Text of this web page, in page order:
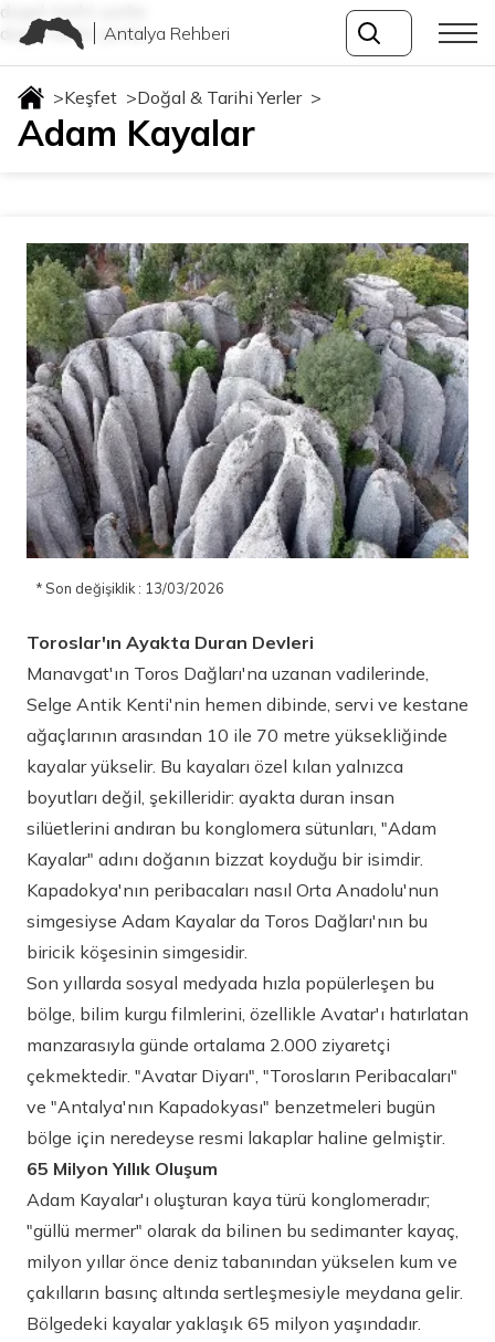
dogal-tarihi-yerler
dogal-tarihi-yerlerAntalya Rehberi
>Keşfet >Doğal & Tarihi Yerler >
Adam Kayalar
* Son değişiklik : 13/03/2026
Toroslar'ın Ayakta Duran Devleri
Manavgat'ın Toros Dağları'na uzanan vadilerinde,
Selge Antik Kenti'nin hemen dibinde, servi ve kestane
ağaçlarının arasından 10 ile 70 metre yüksekliğinde
kayalar yükselir. Bu kayaları özel kılan yalnızca
boyutları değil, şekilleridir: ayakta duran insan
silüetlerini andıran bu konglomera sütunları, "Adam
Kayalar" adını doğanın bizzat koyduğu bir isimdir.
Kapadokya'nın peribacaları nasıl Orta Anadolu'nun
simgesiyse Adam Kayalar da Toros Dağları'nın bu
biricik köşesinin simgesidir.
Son yıllarda sosyal medyada hızla popülerleşen bu
bölge, bilim kurgu filmlerini, özellikle Avatar'ı hatırlatan
manzarasıyla günde ortalama 2.000 ziyaretçi
çekmektedir. "Avatar Diyarı", "Torosların Peribacaları"
ve "Antalya'nın Kapadokyası" benzetmeleri bugün
bölge için neredeyse resmi lakaplar haline gelmiştir.
65 Milyon Yıllık Oluşum
Adam Kayalar'ı oluşturan kaya türü konglomeradır;
"güllü mermer" olarak da bilinen bu sedimanter kayaç,
milyon yıllar önce deniz tabanından yükselen kum ve
çakılların basınç altında sertleşmesiyle meydana gelir.
Bölgedeki kayalar yaklaşık 65 milyon yaşındadır.